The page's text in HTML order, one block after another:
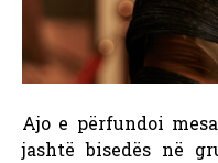
Ajo e përfundoi
jashtë bisedës në